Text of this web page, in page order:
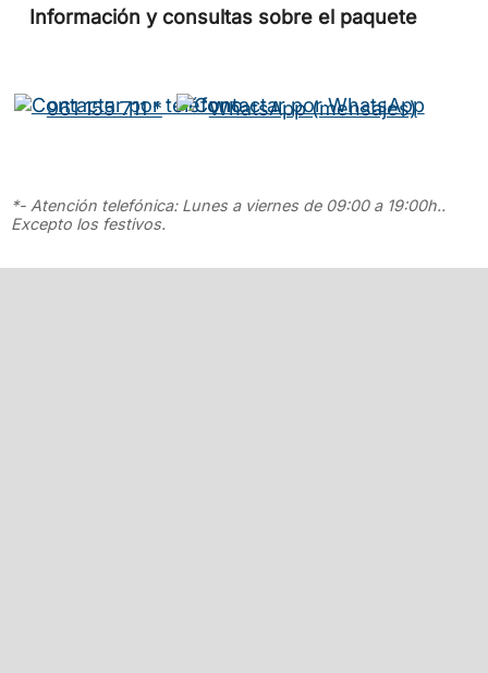
Información y consultas sobre el paquete
961 155 711 * WhatsApp (mensajes)
*- Atención telefónica: Lunes a viernes de 09:00 a 19:00h..
Excepto los festivos.